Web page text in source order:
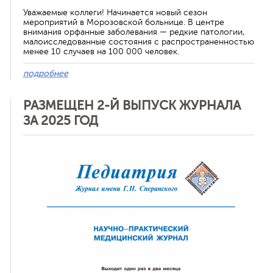
Уважаемые коллеги! Начинается новый сезон
мероприятий в Морозовской больнице. В центре
внимания орфанные заболевания — редкие патологии,
малоисследованные состояния с распространенностью
менее 10 случаев на 100 000 человек.
подробнее
РАЗМЕЩЕН 2-Й ВЫПУСК ЖУРНАЛА
ЗА 2025 ГОД